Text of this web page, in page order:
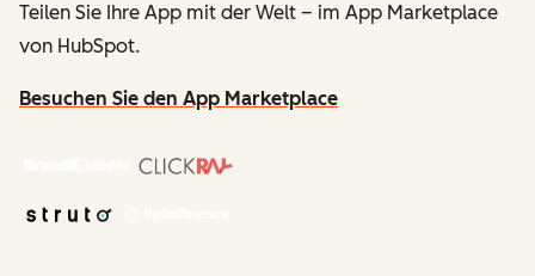
Teilen Sie Ihre App mit der Welt – im App Marketplace
von HubSpot.
Besuchen Sie den App Marketplace